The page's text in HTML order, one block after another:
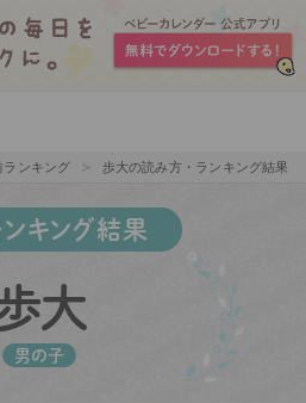
ンキング 歩大の読み方・ランキング結果
キング結果
大
男の子